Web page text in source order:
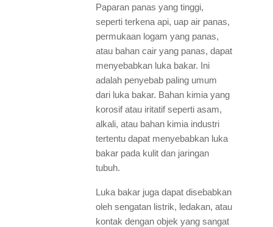
Paparan panas yang tinggi,
seperti terkena api, uap air panas,
permukaan logam yang panas,
atau bahan cair yang panas, dapat
menyebabkan luka bakar. Ini
adalah penyebab paling umum
dari luka bakar. Bahan kimia yang
korosif atau iritatif seperti asam,
alkali, atau bahan kimia industri
tertentu dapat menyebabkan luka
bakar pada kulit dan jaringan
tubuh.
Luka bakar juga dapat disebabkan
oleh sengatan listrik, ledakan, atau
kontak dengan objek yang sangat